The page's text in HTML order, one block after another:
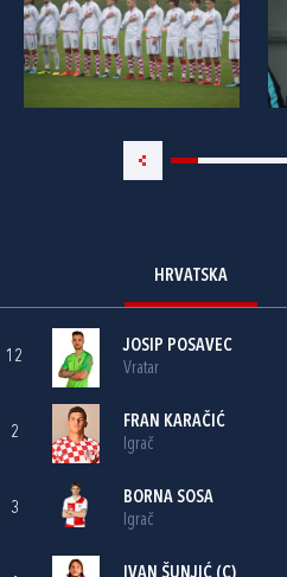
HRVATSKA
12
JOSIP POSAVEC
Vratar
2
FRAN KARAČIĆ
Igrač
3
BORNA SOSA
Igrač
IVAN ŠUNJIĆ (C)